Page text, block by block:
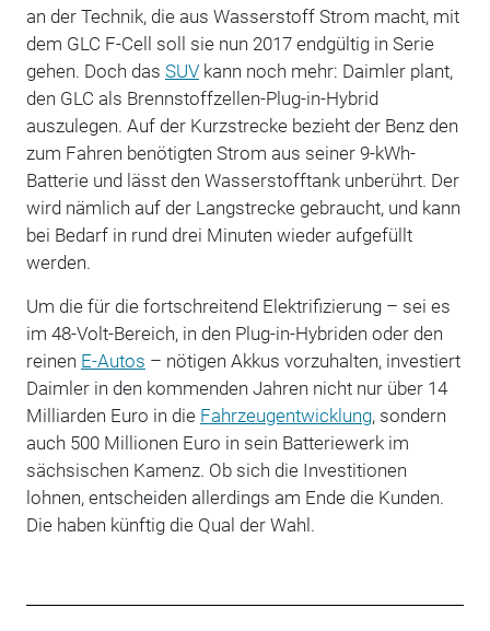
an der Technik, die aus Wasserstoff Strom macht, mit
dem GLC F-Cell soll sie nun 2017 endgültig in Serie
gehen. Doch das SUVkann noch mehr: Daimler plant,
den GLC als Brennstoffzellen-Plug-in-Hybrid
auszulegen. Auf der Kurzstrecke bezieht der Benz den
zum Fahren benötigten Strom aus seiner 9-kWh-
Batterie und lässt den Wasserstofftank unberührt. Der
wird nämlich auf der Langstrecke gebraucht, und kann
bei Bedarf in rund drei Minuten wieder aufgefüllt
werden.
Um die für die fortschreitend Elektrifizierung – sei es
im 48-Volt-Bereich, in den Plug-in-Hybriden oder den
reinen E-Autos – nötigen Akkus vorzuhalten, investiert
Daimler in den kommenden Jahren nicht nur über 14
Milliarden Euro in die Fahrzeugentwicklung, sondern
auch 500 Millionen Euro in sein Batteriewerk im
sächsischen Kamenz. Ob sich die Investitionen
lohnen, entscheiden allerdings am Ende die Kunden.
Die haben künftig die Qual der Wahl.